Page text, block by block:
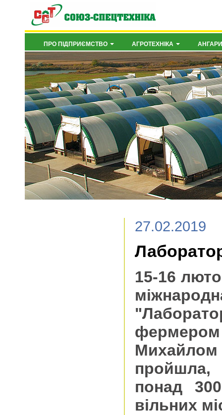
ПРО ПІДПРИЄМСТВО АГРОТЕХНІКА АНГАРИ
27.02.2019
15-16
фермером
Михайлом
пройшла,
понад
вільних